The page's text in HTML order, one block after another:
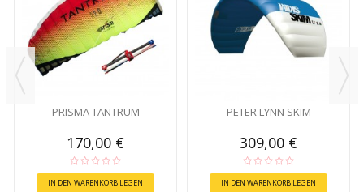
PRISMA TANTRUM
170,00 €
IN DEN WARENKORB LEGEN
PETER LYNN SKIM
309,00 €
IN DEN WARENKORB LEGEN